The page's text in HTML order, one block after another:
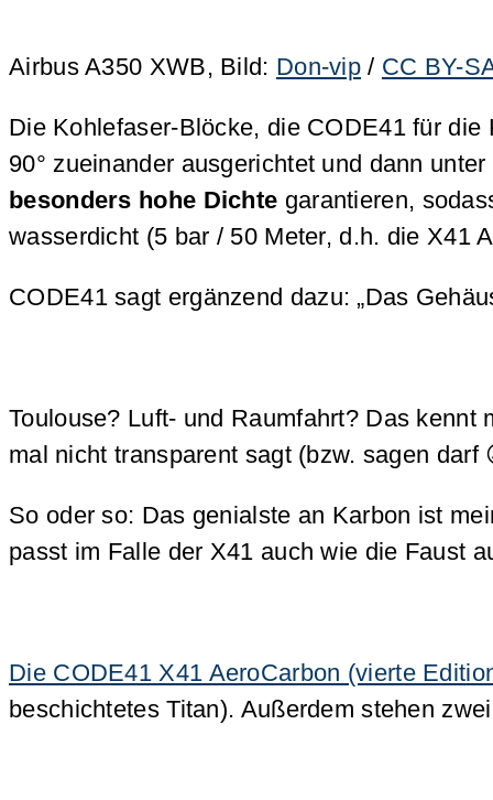
Airbus A350 XWB, Bild: Don-vip / CC BY-
Die Kohlefaser-Blöcke, die CODE41 für
90° zueinander ausgerichtet und dann
besonders hohe Dichte garantieren,
wasserdicht (5 bar / 50 Meter, d.h. die X41
CODE41 sagt ergänzend dazu: „Das
Toulouse? Luft- und Raumfahrt? Das kennt
mal nicht transparent sagt (bzw. sagen
So oder so: Das genialste an Karbon ist
passt im Falle der X41 auch wie die Faust
Die CODE41 X41 AeroCarbon (vierte
beschichtetes Titan). Außerdem stehen